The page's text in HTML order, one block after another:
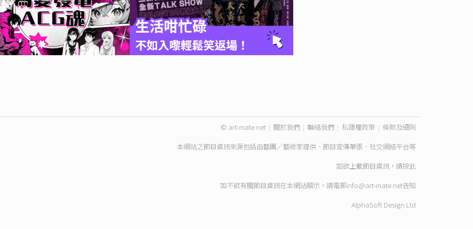
© art-mate.net | 關於我們 | 聯絡我們 | 私隱權政策 | 條款及細則
本網站之節目資訊來源包括由藝團／藝術家提供、節目宣傳單張、社交網絡平台等
如欲上載節目資訊，請按此
如不欲有關節目資訊在本網站顯示，請電郵info@art-mate.net告知
AlphaSoft Design Ltd